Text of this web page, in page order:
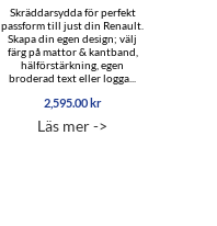
Skräddarsydda för perfekt
passform till just din Renault.
Skapa din egen design; välj
färg på mattor & kantband,
hälförstärkning, egen
broderad text eller logga...
2,595.00kr
Läs mer ->